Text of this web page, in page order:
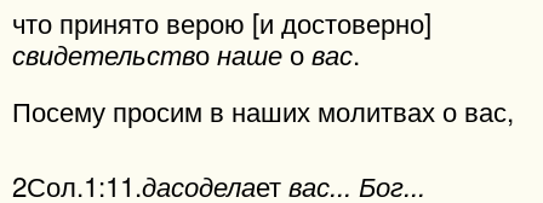
что принято верою [и достоверно]
свидетельствонаше овас.
Посему просим в наших молитвах о вас,
2Сол.1:11.дасоделаетвас... Бог...